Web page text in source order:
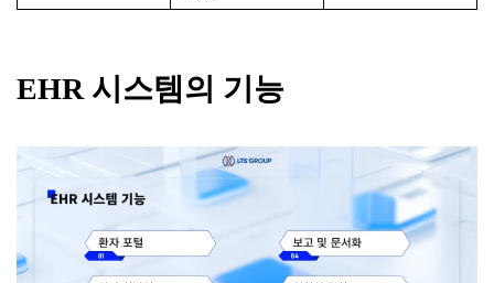
EHR 시스템의 기능